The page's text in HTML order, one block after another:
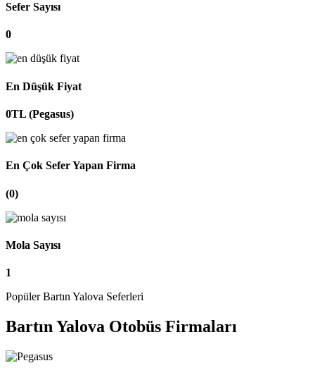
Sefer Sayısı
0
En Düşük Fiyat
0TL (Pegasus)
En Çok Sefer Yapan Firma
(0)
Mola Sayısı
1
Popüler Bartın Yalova Seferleri
Bartın Yalova Otobüs Firmaları